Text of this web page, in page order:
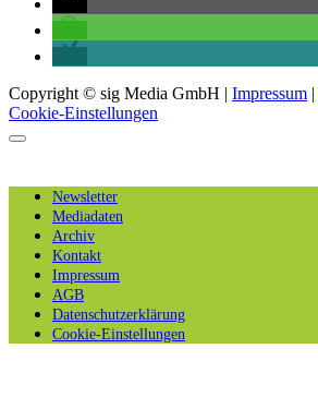
Copyright © sig Media GmbH | Impressum |
Cookie-Einstellungen
Newsletter
Mediadaten
Archiv
Kontakt
Impressum
AGB
Datenschutzerklärung
Cookie-Einstellungen